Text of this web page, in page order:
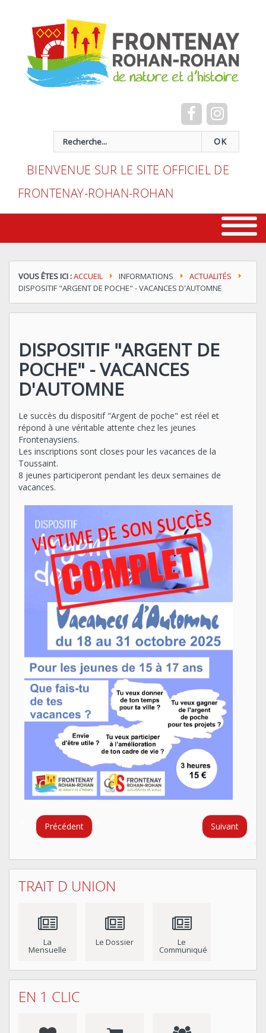
OK
BIENVENUE SUR LE SITE OFFICIEL DE
FRONTENAY-ROHAN-ROHAN
VOUS ÊTES ICI :ACCUEIL INFORMATIONS
ACTUALITÉS
DISPOSITIF "ARGENT DE POCHE" - VACANCES D'AUTOMNE
DISPOSITIF "ARGENT DE
POCHE" - VACANCES
D'AUTOMNE
Le succès du dispositif "Argent de poche" est réel et
répond à une véritable attente chez les jeunes
Frontenaysiens.
Les inscriptions sont closes pour les vacances de la
Toussaint.
8 jeunes participeront pendant les deux semaines de
vacances.
Précédent Suivant
TRAIT D UNION
La
Mensuelle
Le Dossier Le
Communiqué
EN 1 CLIC